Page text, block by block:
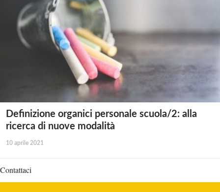
Definizione organici personale scuola/2: alla
ricerca di nuove modalità
10 aprile 2021
Contattaci